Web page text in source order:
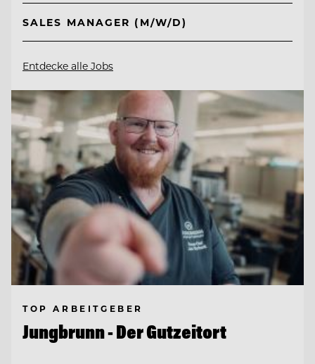
SALES MANAGER (M/W/D)
Entdecke alle Jobs
TOP ARBEITGEBER
Jungbrunn - Der Gutzeitort